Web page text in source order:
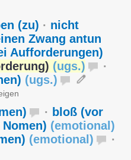
(zu) · nicht
Zwang antun
Aufforderungen)
(ugs.)
·
(ugs.)
· bloß (vor
(emotional )
(emotional )
·